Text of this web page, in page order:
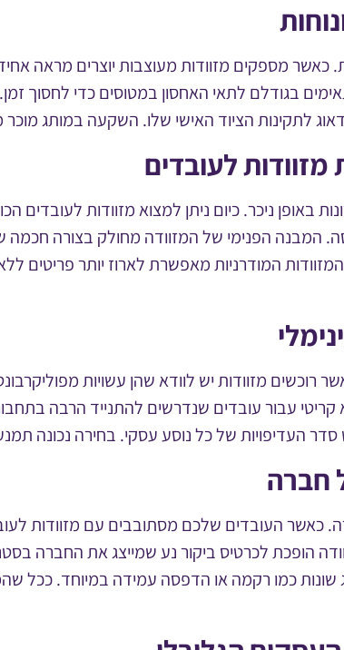
מספקים מזוודות מעוצבות יוצרים מראה אחיד
בגודלם לתאי האחסון במטוסים כדי לחסוך
לתקינות הציוד האישי שלו. השקעה במותג
לעובדים
ניכר. כיום ניתן למצוא מזוודות לעובדים
המבנה הפנימי של המזוודה מחולק בצורה
המודרניות מאפשרת לארוז יותר פריטים
מזוודות יש לוודא שהן עשויות
עבור עובדים שנדרשים להתנייד הרבה
העדיפויות של כל נוסע עסקי. בחירה נכונה
חברה
כאשר העובדים שלכם מסתובבים עם מזוודות
הופכת לכרטיס ביקור נע שמייצג את החברה
שונות כמו רקמה או הדפסה עמידה במיוחד. ככל